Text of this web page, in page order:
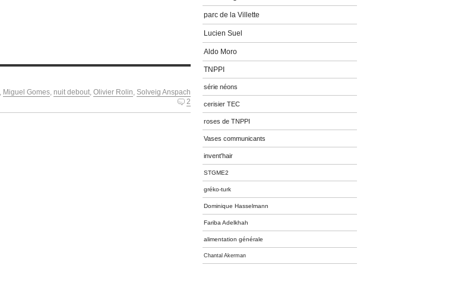
Miguel Gomes nuit debout Olivier Rolin Solveig Anspach
2
parc de la Villette
Lucien Suel
Aldo Moro
TNPPI
série néons
cerisier TEC
roses de TNPPI
Vases communicants
invent'hair
STGME2
gréko-turk
Dominique Hasselmann
Fariba Adelkhah
alimentation générale
Chantal Akerman